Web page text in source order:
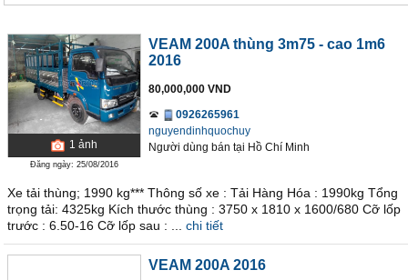
1 ảnh
Đăng ngày: 25/08/2016
VEAM 200A thùng 3m75 - cao 1m6
2016
80,000,000 VND
0926265961
nguyendinhquochuy
Người dùng bán tại Hồ Chí Minh
Xe tải thùng; 1990 kg*** Thông số xe : Tải Hàng Hóa : 1990kg Tổng
trọng tải: 4325kg Kích thước thùng : 3750 x 1810 x 1600/680 Cỡ lốp
trước : 6.50-16 Cỡ lốp sau : ...
chi tiết
VEAM 200A 2016